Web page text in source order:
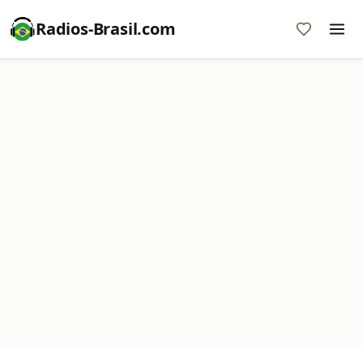
Radios-Brasil.com